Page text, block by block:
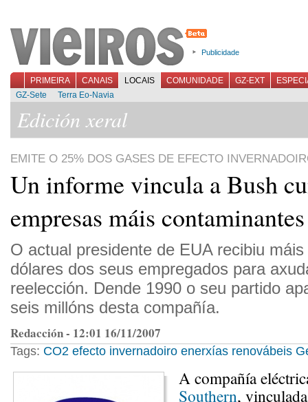
Publicidade
PRIMEIRA CANAIS LOCAIS COMUNIDADE GZ-EXT
GZ-Sete
Terra Eo-Navia
Edición xeral
EMITE O 25% DOS GASES DE EFECTO
Un informe vincula a Bush
empresas máis
O actual presidente de EUA recibiu
dólares dos seus empregados para
reelección. Dende 1990 o seu partido
seis millóns desta compañía.
Redacción - 12:01 16/11/2007
Tags: CO2 efecto invernadoiro enerxías renovábeis
A compañía
Southern,